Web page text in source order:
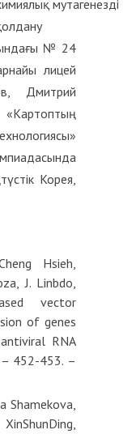
мутагенезді
№ 24
лицей
Дмитрий
Корея,
Hsieh,
J. Linbdo,
vector
of genes
RNA
452-453. –
Shamekova,